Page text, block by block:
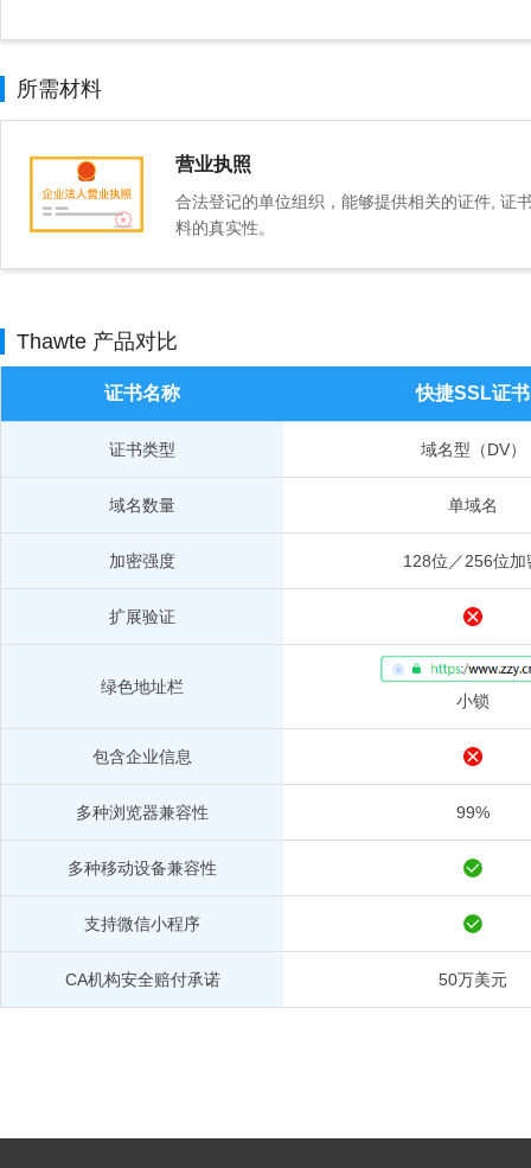
所需材料
营业执照
合法登记的单位组织，能够提供相关的证件, 证
料的真实性。
Thawte 产品对比
证书名称 快捷SSL证书
证书类型 域名型（DV）
域名数量 单域名
加密强度 128位／256位加
扩展验证
绿色地址栏
小锁
包含企业信息
多种浏览器兼容性 99%
多种移动设备兼容性
支持微信小程序
CA机构安全赔付承诺 50万美元